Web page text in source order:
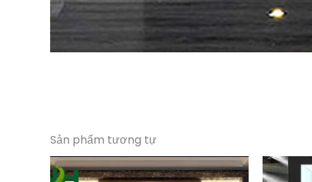
Sản phẩm tương tự